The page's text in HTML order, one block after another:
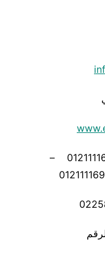
موبايل: 01211116954 – 01211116955 –